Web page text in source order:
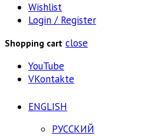
Wishlist
Login / Register
Shopping cart close
YouTube
VKontakte
ENGLISH
РУССКИЙ